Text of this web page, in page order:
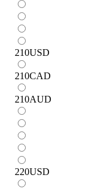
210USD
210CAD
210AUD
220USD